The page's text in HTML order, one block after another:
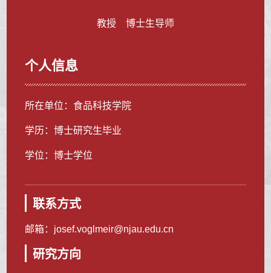
教授 博士生导师
个人信息
所在单位：食品科技学院
学历：博士研究生毕业
学位：博士学位
联系方式
邮箱： josef.voglmeir@njau.edu.cn
研究方向